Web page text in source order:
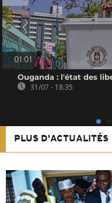
01:01
Ouganda : l'état des
31/07 - 18:35
PLUS D'ACTUALITÉS